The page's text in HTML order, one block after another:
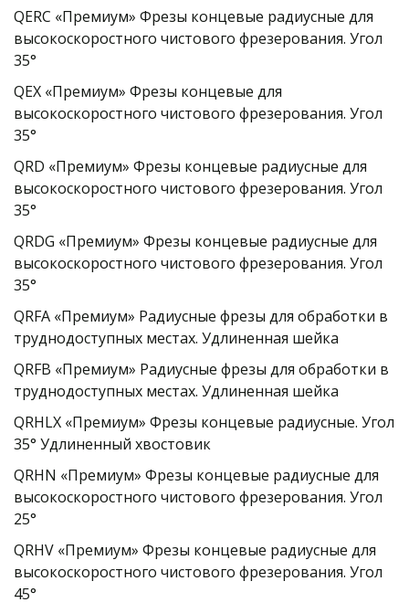
QERC «Премиум» Фрезы концевые радиусные для
высокоскоростного чистового фрезерования. Угол
35°
QEX «Премиум» Фрезы концевые для
высокоскоростного чистового фрезерования. Угол
35°
QRD «Премиум» Фрезы концевые радиусные для
высокоскоростного чистового фрезерования. Угол
35°
QRDG «Премиум» Фрезы концевые радиусные для
высокоскоростного чистового фрезерования. Угол
35°
QRFA «Премиум» Радиусные фрезы для обработки в
труднодоступных местах. Удлиненная шейка
QRFB «Премиум» Радиусные фрезы для обработки в
труднодоступных местах. Удлиненная шейка
QRHLX «Премиум» Фрезы концевые радиусные. Угол
35° Удлиненный хвостовик
QRHN «Премиум» Фрезы концевые радиусные для
высокоскоростного чистового фрезерования. Угол
25°
QRHV «Премиум» Фрезы концевые радиусные для
высокоскоростного чистового фрезерования. Угол
45°